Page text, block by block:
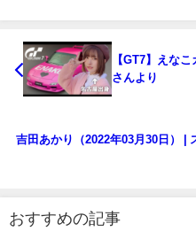
【GT7】えな
さんより
吉田あかり（2022年03月30日） |
おすすめの記事